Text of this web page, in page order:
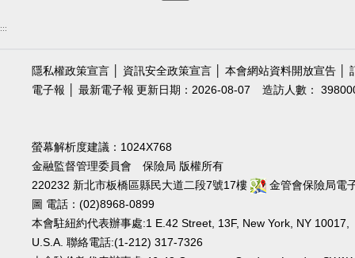
:::
隱私權政策宣言 資訊安全政策宣言 本會網站資料開放宣告
電子報
最新電子報 造訪人數：
更新日期：2026-08-07
螢幕解析度建議：1024X768
金融監督管理委員會 保險局 版權所有
220232 新北市板橋區縣民大道二段7號17樓
金管會保險局電
圖 電話：(02)8968-0899
本會駐紐約代表辦事處:1 E.42 Street, 13F, New York, NY 10017,
U.S.A. 聯絡電話:(1-212) 317-7326